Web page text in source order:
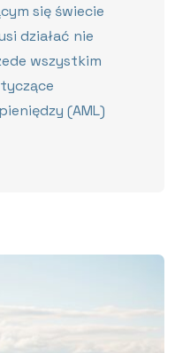
się świecie
działać nie
wszystkim
(AML)